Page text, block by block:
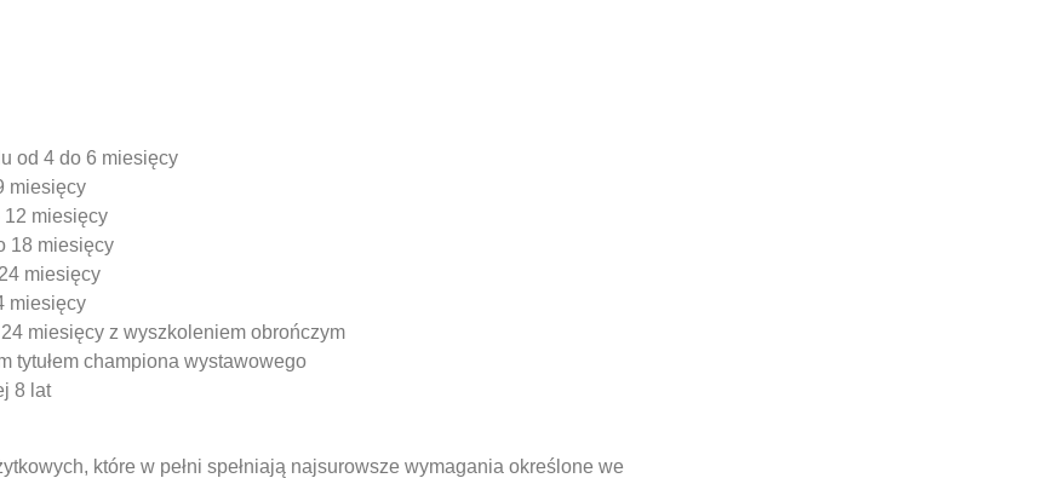
od 4 do 6 miesięcy
miesięcy
12 miesięcy
18 miesięcy
miesięcy
miesięcy
miesięcy z wyszkoleniem obrończym
tytułem championa wystawowego
8 lat
które w pełni spełniają najsurowsze wymagania określone we